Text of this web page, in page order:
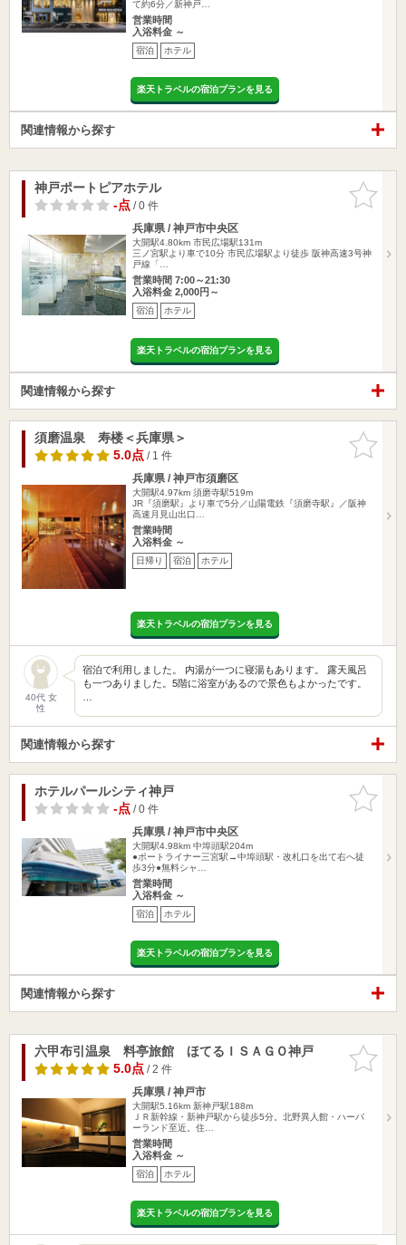
て約6分／新神戸…
営業時間
入浴料金 ～
宿泊 ホテル
楽天トラベルの宿泊プランを見る
関連情報から探す
お気に入
りに追加
神戸ポートピアホテル
-点/ 0 件
兵庫県 / 神戸市中央区
大開駅4.80km 市民広場駅131m
三ノ宮駅より車で10分 市民広場駅より徒歩 阪神高速3号神
戸線「…
営業時間 7:00～21:30
入浴料金 2,000円～
宿泊 ホテル
楽天トラベルの宿泊プランを見る
関連情報から探す
お気に入
りに追加
須磨温泉 寿楼＜兵庫県＞
5.0点/ 1 件
兵庫県 / 神戸市須磨区
大開駅4.97km 須磨寺駅519m
JR『須磨駅』より車で5分／山陽電鉄『須磨寺駅』／阪神
高速月見山出口…
営業時間
入浴料金 ～
日帰り 宿泊 ホテル
楽天トラベルの宿泊プランを見る
40代 女
性
宿泊で利用しました。 内湯が一つに寝湯もあります。 露天風呂
も一つありました。5階に浴室があるので景色もよかったです。
関連情報から探す
お気に入
りに追加
ホテルパールシティ神戸
-点/ 0 件
兵庫県 / 神戸市中央区
大開駅4.98km 中埠頭駅204m
●ポートライナー三宮駅→中埠頭駅・改札口を出て右へ徒
歩3分●無料シャ…
営業時間
入浴料金 ～
宿泊 ホテル
楽天トラベルの宿泊プランを見る
関連情報から探す
お気に入
りに追加
六甲布引温泉 料亭旅館 ほてるＩＳＡＧＯ神戸
5.0点/ 2 件
兵庫県 / 神戸市
大開駅5.16km 新神戸駅188m
ＪＲ新幹線・新神戸駅から徒歩5分。北野異人館・ハーバ
ーランド至近。住…
営業時間
入浴料金 ～
宿泊 ホテル
楽天トラベルの宿泊プランを見る